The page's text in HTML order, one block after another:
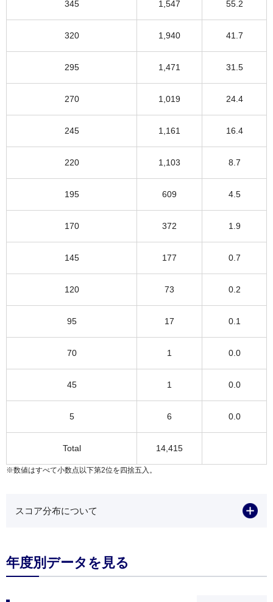
345 1,547 55.2
320 1,940 41.7
295 1,471 31.5
270 1,019 24.4
245 1,161 16.4
220 1,103 8.7
195 609 4.5
170 372 1.9
145 177 0.7
120 73 0.2
95 17 0.1
70 1 0.0
45 1 0.0
5 6 0.0
Total 14,415
※数値はすべて小数点以下第2位を四捨五入。
スコア分布について
年度別データを見る